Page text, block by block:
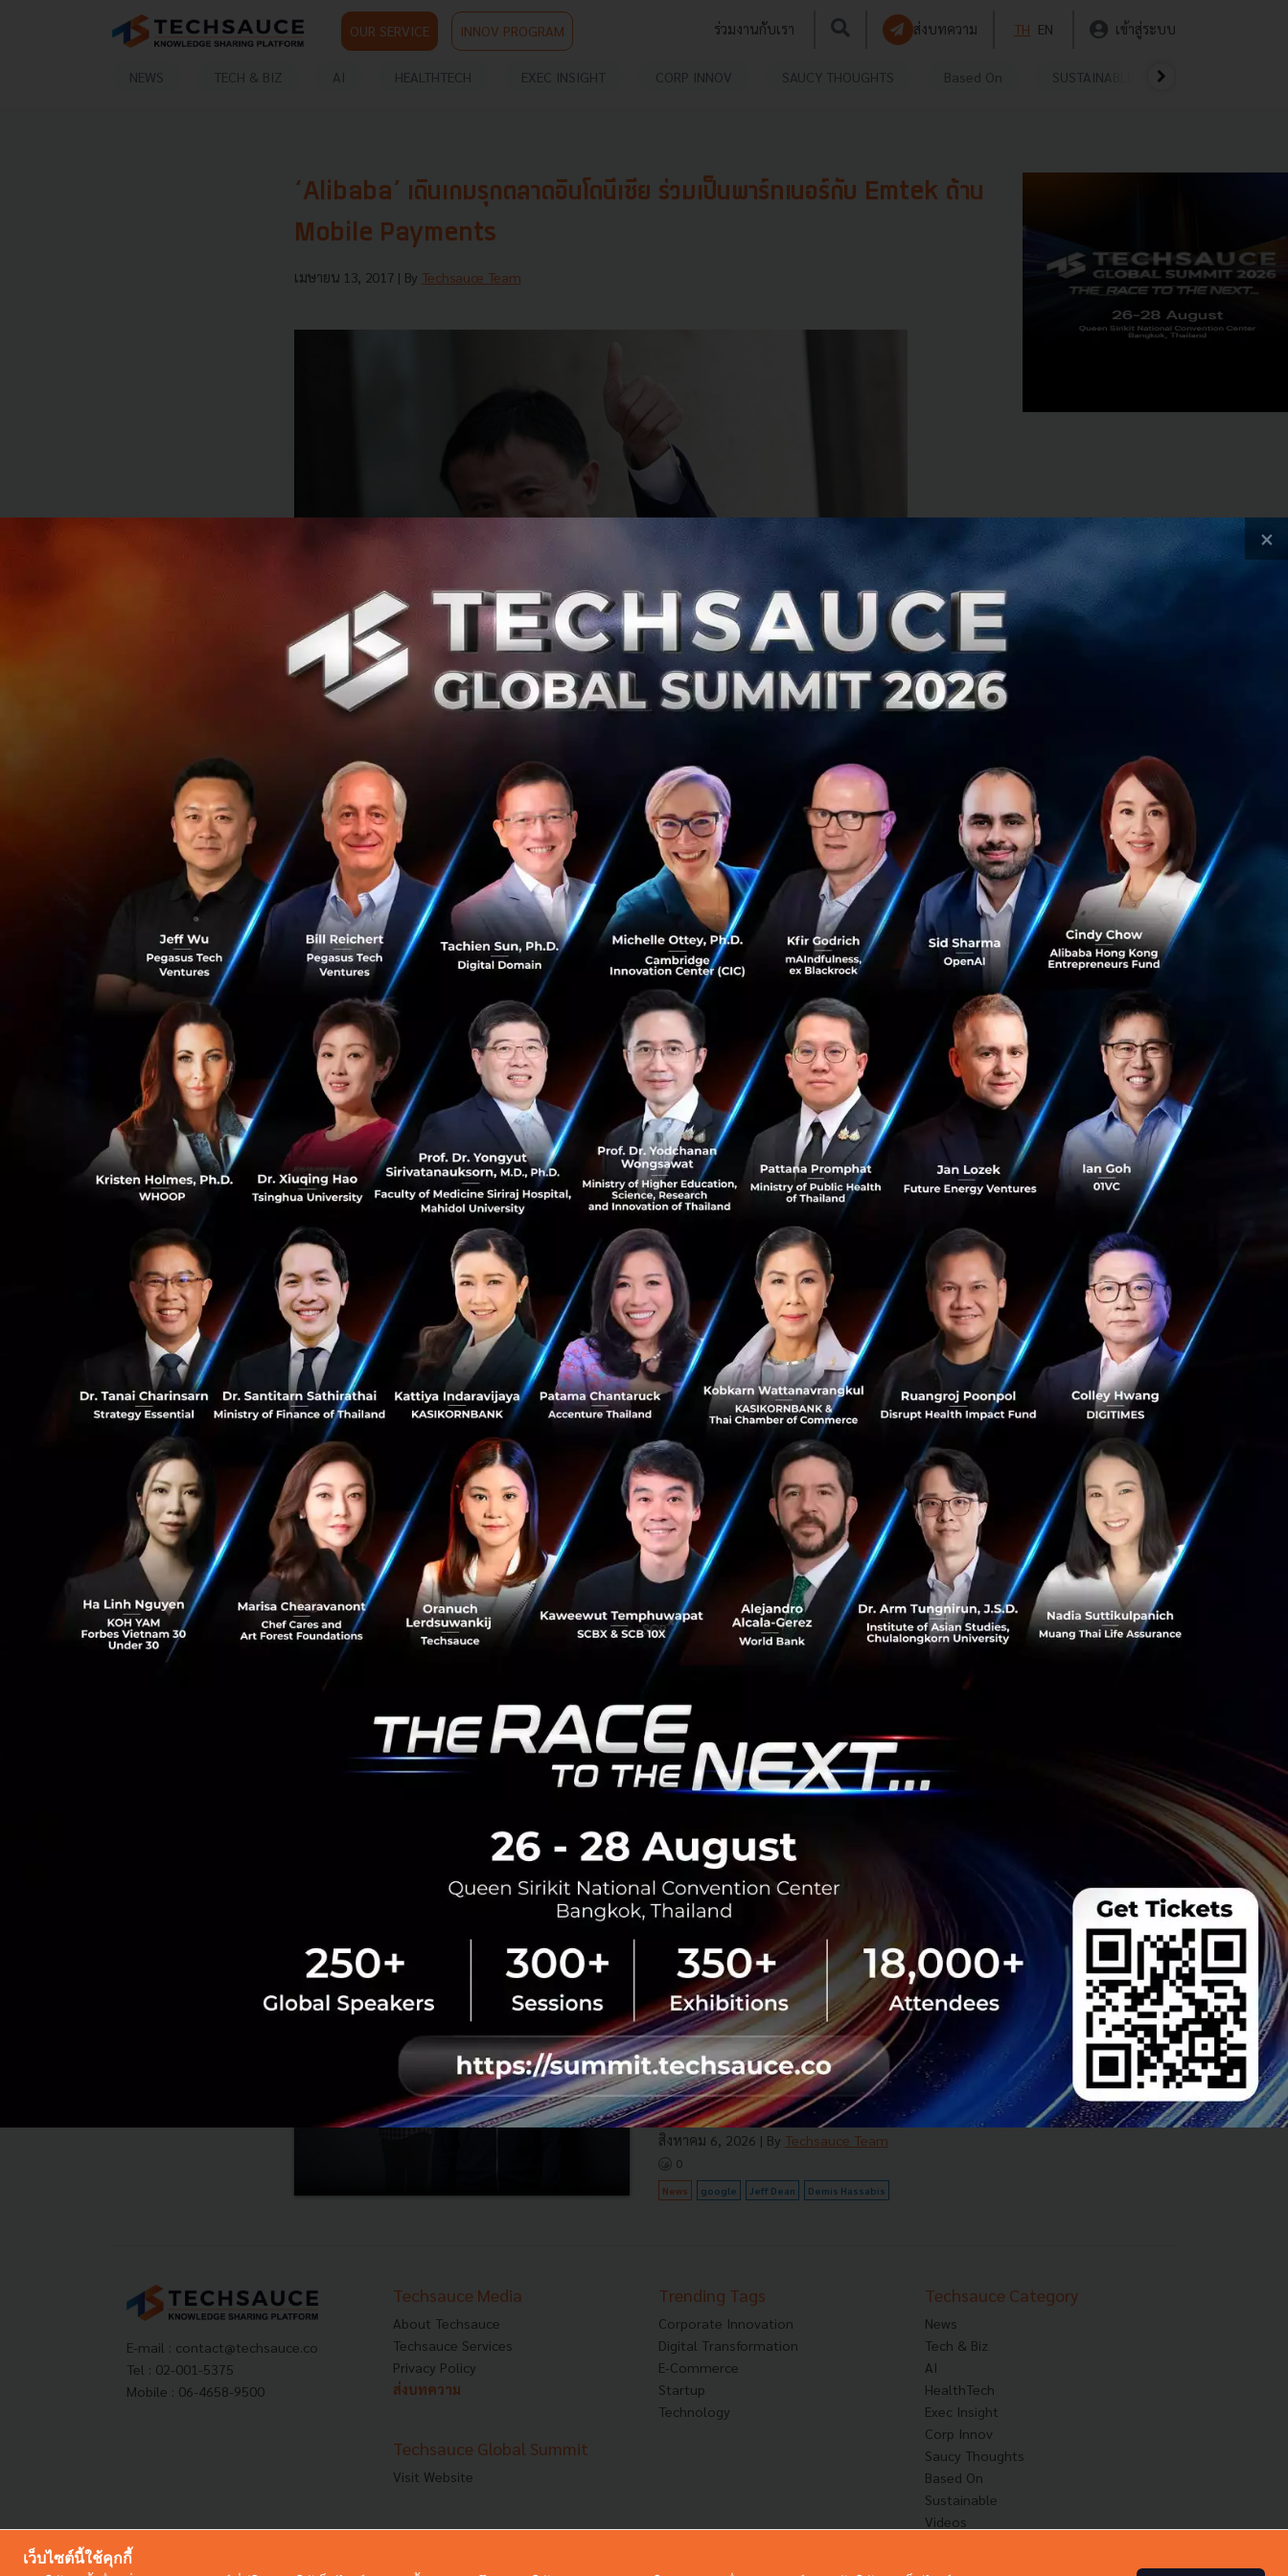
OUR SERVICE INNOV PROGRAM ร่วมงานกับเรา ส่งบทความ TH EN เข้าสู่ระบบ
NEWS TECH & BIZ AI HEALTHTECH EXEC INSIGHT CORP INNOV SAUCY THOUGHTS Based On SUSTAINABLE
0
0
‘Alibaba’ เดินเกมรุกตลาดอินโดนีเซีย ร่วมเป็นพาร์ทเนอร์กับ Emtek ด้าน
Mobile Payments
เมษายน 13, 2017 | By Techsauce Team
เกมรุกด้านการชำระเงินทั่วโลกของ Alibaba Groupยักษ์ใหญ่ด้านอีคอมเมิร์ซจากจีน ยังคงดำเนินต่อ
ไป แม้ว่า Ant Financial บริษัทในเครือ Alibabaประกาศว่า ระงับการเป็นหุ้นส่วนกับกลุ่มบริษัทสื่อ
ของ Emtek ในอินโดนีเซีย แต่ Alibaba ก็ยังจับมือกับ Emtek เปิดตัวผลิตภัณฑ์การชำระเงินผ่านมือ
ถือตัวใหม่และบริการทางการเงินอื่นๆ
Payment Solution ที่มีการนำเสนอให้ทำคือBlackberry Messenger (BBM)ซึ่งดำเนินการโดย
บริษัทในเครือของ Emtek และมี Active Users เดือนละ 63 ล้านรายในอินโดนีเซีย โดย BBM กล่าวว่า
เป็นแอปพลิเคชันแชตยอดนิยมในอินโดนีเซีย ประเทศที่มีประชากรถึง 250 ล้านคน
Emtek กำลังปรับ
เปลี่ยน BBM ให้เป็นมากกว่าแอปแชต โดยจะทำให้คนช็อปปิง, เล่นเกม, ดูวิดีโอ และทำสิ่งอื่นๆ ผ่าน
แอปได้ เป็นการผูกระบบทุกอย่างเข้าด้วยกันผ่านระบบการชำระเงินที่พัฒนาโดย Alibaba และ Emtek
สื่ออินโดนีเซีย Emtek ยังมีเครือข่ายโทรทัศน์, มีการผลิตรายการ และจัดทำสื่อออนไลน์จำนวนมาก
และยังลงทุนในธุรกิจอีคอมเมิร์ซ เช่น Bukalapakอีกด้วย
ที่มาของข่าวและภาพTechInAsia
News Emtek Indonesia E-Commerce Partnership Mobile Payment Payment Solution Blackberry Messenger
No comment
RELATED ARTICLE
3 เรื่องที่ประเทศไทยต้อง Focus สร้างคน–
นวัตกรรม–ปฏิรูประบบราชการ เพื่อยกระดับขีดความ
สามารถประเทศ
นายอนุทิน ชาญวีรกูล นายกรัฐมนตรีและรัฐมนตรีว่าการ
กระทรวงมหาดไทย กล่าวปาฐกถาพิเศษในหัวข้อ “ฝ่าวิกฤติ
รับมือระเบียบโลกใหม่” ในงาน The INTANIA Forum...
สิงหาคม 6, 2026 Techsauce Team
0
News ประเทศไทย เศรษฐกิจไทย
ยั่งยืน คุมเข้มใช้พลังงาน ทรัพยากรน้ำ พร้อมตอบโจทย์
ชาติ และการจ้างงานไทย
บีโอไอขานรับระเบียบใหม่คุมดาต้าเซ็นเตอร์ตามมติ ครม.
เดินหน้ายกเครื่องเกณฑ์คัดกรองโครงการด้วย 4 มิติ พร้อม
ครอบคลุมประโยชน์ต่อประเทศ พลั...
สิงหาคม 6, 2026 | ByTechsauce Team
Demis Hassabis ขึ้นคุม หัวเรือ AI ของ Alphabet
แล้ว หลัง Jeff Dean พนักงานระดับตำนานลาออกไป
ตั้ง Startup ของตัวเอง
สั่นสะเทือนวงการไอที Google ปรับทัพ AI ครั้งใหญ่ Demis
Hassabis สละเก้าอี้คุม DeepMind ด้าน Jeff Dean ตำนาน
พนักงานคนที่ 30 ประกาศลาออกตั้งบริษัทใหม่...
สิงหาคม 6, 2026 | By Techsauce Team
0
News google Jeff Dean Demis Hassabis
E-mail : contact@techsauce.co
Tel : 02-001-5375
Mobile : 06-4658-9500
Techsauce Media
About Techsauce
Techsauce Services
Privacy Policy
ส่งบทความ
Techsauce Global Summit
Visit Website
Trending Tags
Corporate Innovation
Digital Transformation
E-Commerce
Startup
Technology
Techsauce Category
News
Tech & Biz
AI
HealthTech
Exec Insight
Corp Innov
Saucy Thoughts
Based On
Sustainable
Videos
×
เว็บไซต์นี้ใช้คุกกี้